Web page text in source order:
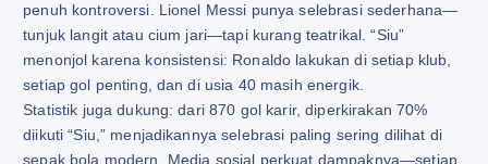
penuh kontroversi. Lionel Messi punya selebrasi sederhana—
tunjuk langit atau cium jari—tapi kurang teatrikal. “Siu”
menonjol karena konsistensi: Ronaldo lakukan di setiap klub,
setiap gol penting, dan di usia 40 masih energik.
Statistik juga dukung: dari 870 gol karir, diperkirakan 70%
diikuti “Siu,” menjadikannya selebrasi paling sering dilihat di
sepak bola modern. Media sosial perkuat dampaknya—setiap